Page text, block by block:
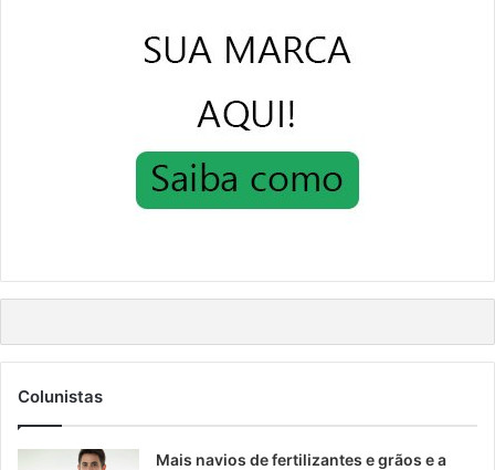
Colunistas
Mais navios de fertilizantes e grãos e a